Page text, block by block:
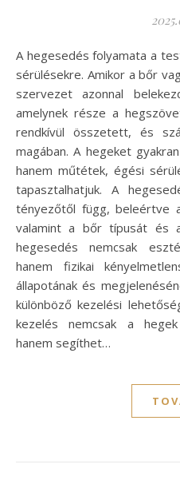
A hegesedés folyamata a testünk természetes reakciója a
sérülésekre. Amikor a bőr
szervezet azonnal
amelynek része a
rendkívül összetett, és
magában. A hegeket
hanem műtétek, égési
tapasztalhatjuk. A
tényezőtől függ, beleértve
valamint a bőr típusát és
hegesedés nemcsak
hanem fizikai
állapotának és
különböző kezelési
kezelés nemcsak a
hanem segíthet…